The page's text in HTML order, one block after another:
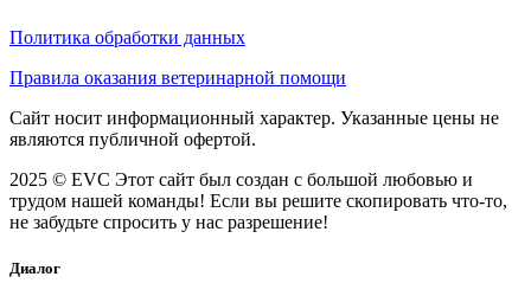
Политика обработки данных
Правила оказания ветеринарной помощи
Сайт носит информационный характер. Указанные цены не
являются публичной офертой.
2025 © EVC Этот сайт был создан с большой любовью и
трудом нашей команды! Если вы решите скопировать что-то,
не забудьте спросить у нас разрешение!
Диалог